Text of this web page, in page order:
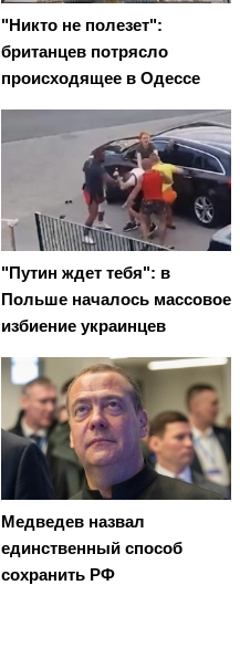
"Никто не полезет":
британцев потрясло
происходящее в Одессе
"Путин ждет тебя": в
Польше началось массовое
избиение украинцев
Медведев назвал
единственный способ
сохранить РФ